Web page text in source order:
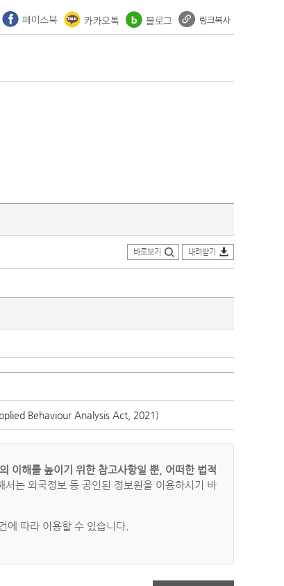
바로보기 내려받기
Behaviour Analysis Act, 2021)
이해를 높이기 위한 참고사항일 뿐, 어떠한 법적
는 외국정보 등 공인된 정보원을 이용하시기 바
에 따라 이용할 수 있습니다.